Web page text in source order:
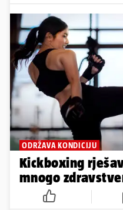
ODRŽAVA KONDICIJU
Kickboxing
mnogo